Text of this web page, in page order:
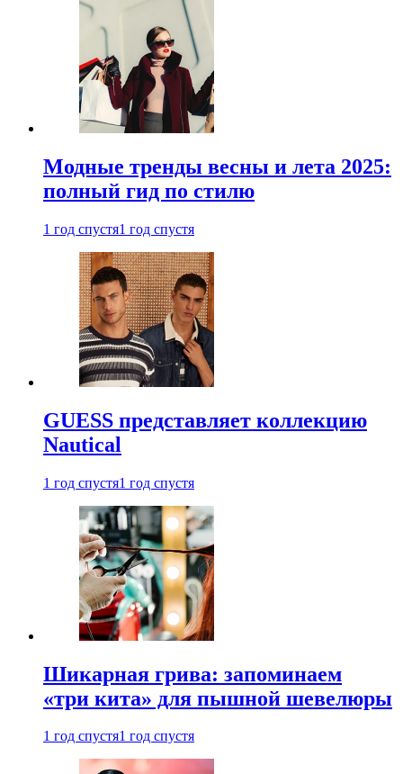
Модные тренды весны и лета 2025:
полный гид по стилю
1 год спустя1 год спустя
GUESS представляет коллекцию
Nautical
1 год спустя1 год спустя
Шикарная грива: запоминаем
«три кита» для пышной шевелюры
1 год спустя1 год спустя